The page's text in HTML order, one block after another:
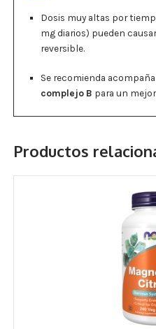
Dosis muy altas por
mg diarios) pueden
reversible.
Se recomienda
complejo B para un
Productos